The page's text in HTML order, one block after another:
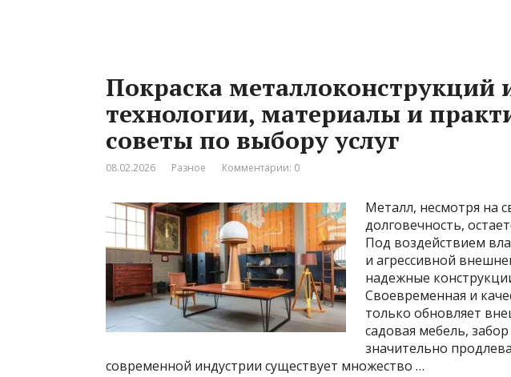
Покраска металлоконструкций
технологии, материалы и
советы по выбору услуг
08.02.2026 Разное Комментарии: 0
Металл, несмотря на
долговечность,
Под воздействием
и агрессивной
надежные
Своевременная и
только обновляет
садовая мебель,
значительно
современной индустрии существует множество …